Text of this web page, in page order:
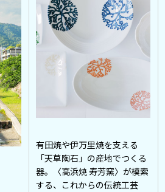
有田焼や伊万里焼を支える
「天草陶石」の産地でつくる
器。〈高浜焼 寿芳窯〉が模索
する、これからの伝統工芸